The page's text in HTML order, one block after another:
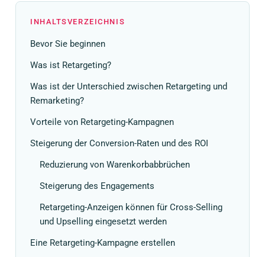
INHALTSVERZEICHNIS
Bevor Sie beginnen
Was ist Retargeting?
Was ist der Unterschied zwischen Retargeting und
Remarketing?
Vorteile von Retargeting-Kampagnen
Steigerung der Conversion-Raten und des ROI
Reduzierung von Warenkorbabbrüchen
Steigerung des Engagements
Retargeting-Anzeigen können für Cross-Selling
und Upselling eingesetzt werden
Eine Retargeting-Kampagne erstellen